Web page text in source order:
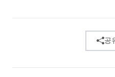
공